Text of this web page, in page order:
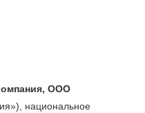
национальное